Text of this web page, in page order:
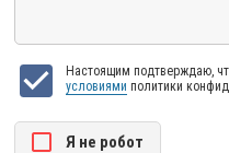
Настоящим подтверждаю,
условиями политики
Я нe рoбoт